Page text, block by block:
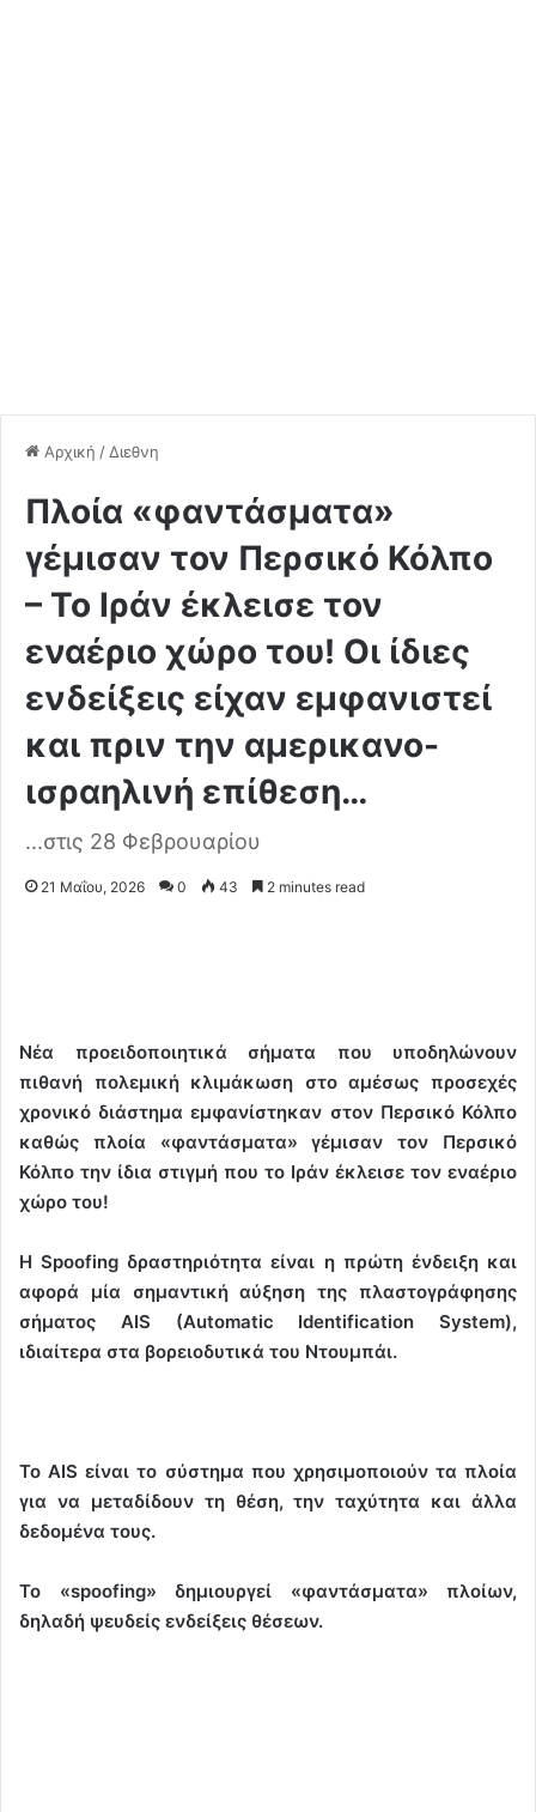
Αρχική / Διεθνη
Πλοία «φαντάσματα»
γέμισαν τον Περσικό Κόλπο
– Το Ιράν έκλεισε τον
εναέριο χώρο του! Οι ίδιες
ενδείξεις είχαν εμφανιστεί
και πριν την αμερικανο-
ισραηλινή επίθεση…
...στις 28 Φεβρουαρίου
21 Μαΐου, 2026 0 43 2 minutes read
Νέα προειδοποιητικά σήματα που υποδηλώνουν
πιθανή πολεμική κλιμάκωση στο αμέσως προσεχές
χρονικό διάστημα εμφανίστηκαν στον Περσικό Κόλπο
καθώς πλοία «φαντάσματα» γέμισαν τον Περσικό
Κόλπο την ίδια στιγμή που το Ιράν έκλεισε τον εναέριο
χώρο του!
Η Spoofing δραστηριότητα είναι η πρώτη ένδειξη και
αφορά μία σημαντική αύξηση της πλαστογράφησης
σήματος AIS (Automatic Identification System),
ιδιαίτερα στα βορειοδυτικά του Ντουμπάι.
Το AIS είναι το σύστημα που χρησιμοποιούν τα πλοία
για να μεταδίδουν τη θέση, την ταχύτητα και άλλα
δεδομένα τους.
Το «spoofing» δημιουργεί «φαντάσματα» πλοίων,
δηλαδή ψευδείς ενδείξεις θέσεων.